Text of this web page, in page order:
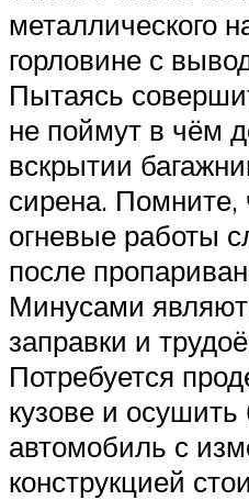
металлического
горловине с
Пытаясь
не поймут в чём
вскрытии
сирена. Помните,
огневые работы
после
Минусами
заправки и
Потребуется
кузове и осушить
автомобиль с
конструкцией